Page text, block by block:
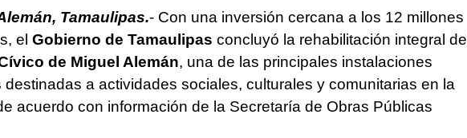
Tamaulipas.- Con una inversión cercana a los 12 millones
el Gobierno de Tamaulipas concluyó la rehabilitación integral del
de Miguel Alemán, una de las principales instalaciones
destinadas a actividades sociales, culturales y comunitarias en la
acuerdo con información de la Secretaría de Obras Públicas